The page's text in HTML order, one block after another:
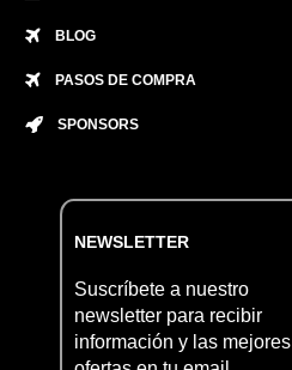
BLOG
PASOS DE COMPRA
SPONSORS
NEWSLETTER
Suscríbete a nuestro
newsletter para recibir
información y las mejores